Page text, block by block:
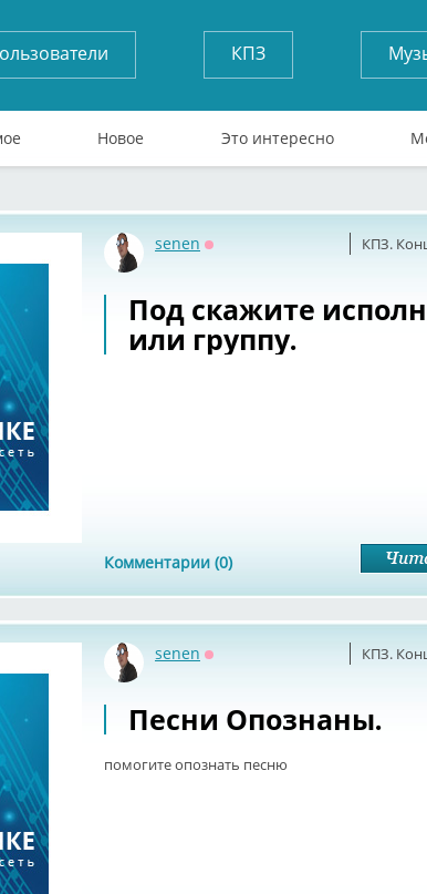
КПЗ
Новое Это интересно
КПЗ.
senen
Под скажите
или группу.
Комментарии (0)
КПЗ.
senen
Песни Опознаны.
помогите опознать песню